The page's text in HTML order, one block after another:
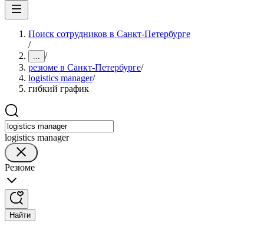
Поиск сотрудников в Санкт-Петербурге
/
... /
резюме в Санкт-Петербурге/
logistics manager/
гибкий график
logistics manager
Резюме
Найти